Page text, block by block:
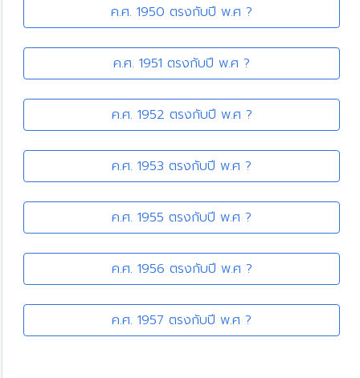
ค.ศ. 1950 ตรงกับปี พ.ศ ?
ค.ศ. 1951 ตรงกับปี พ.ศ ?
ค.ศ. 1952 ตรงกับปี พ.ศ ?
ค.ศ. 1953 ตรงกับปี พ.ศ ?
ค.ศ. 1955 ตรงกับปี พ.ศ ?
ค.ศ. 1956 ตรงกับปี พ.ศ ?
ค.ศ. 1957 ตรงกับปี พ.ศ ?